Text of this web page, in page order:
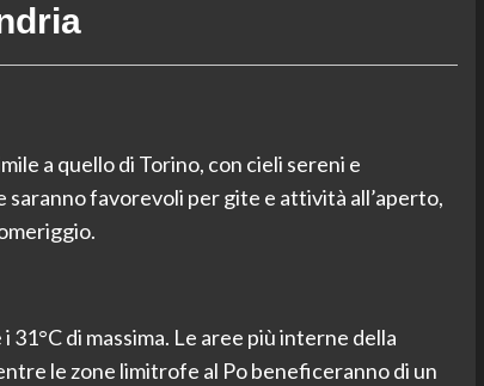
a quello di Torino, con cieli sereni e
favorevoli per gite e attività all’aperto,
di massima. Le aree più interne della
le zone limitrofe al Po beneficeranno di un